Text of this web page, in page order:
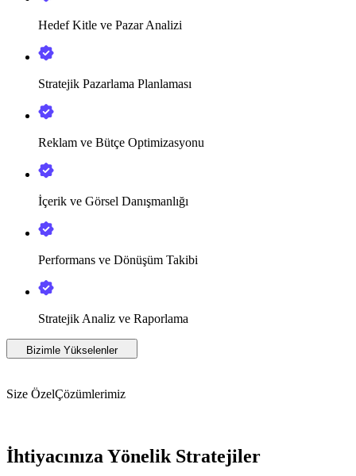
Hedef Kitle ve Pazar Analizi
Stratejik Pazarlama Planlaması
Reklam ve Bütçe Optimizasyonu
İçerik ve Görsel Danışmanlığı
Performans ve Dönüşüm Takibi
Stratejik Analiz ve Raporlama
Bizimle Yükselenler
Size ÖzelÇözümlerimiz
İhtiyacınıza Yönelik Stratejiler